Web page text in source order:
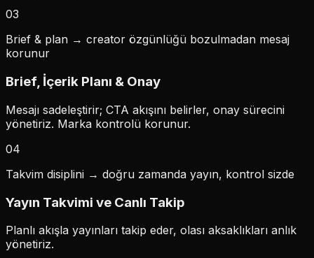
03
Brief & plan → creator özgünlüğü bozulmadan mesaj
korunur
Brief, İçerik Planı & Onay
Mesajı sadeleştirir; CTA akışını belirler, onay sürecini
yönetiriz. Marka kontrolü korunur.
04
Takvim disiplini → doğru zamanda yayın, kontrol sizde
Yayın Takvimi ve Canlı Takip
Planlı akışla yayınları takip eder, olası aksaklıkları anlık
yönetiriz.